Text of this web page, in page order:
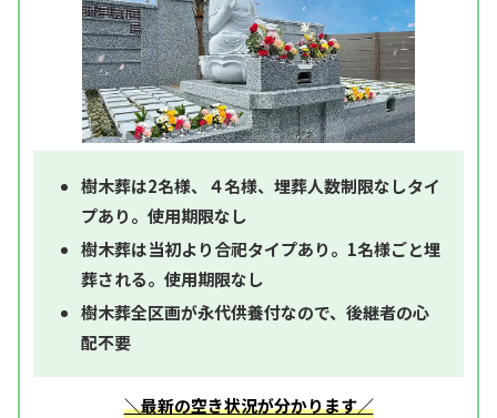
樹木葬は2名様、４名様、埋葬人数制限なしタイ
プあり。使用期限なし
樹木葬は当初より合祀タイプあり。1名様ごと埋
葬される。使用期限なし
樹木葬全区画が永代供養付なので、後継者の心
配不要
＼最新の空き状況が分かります／